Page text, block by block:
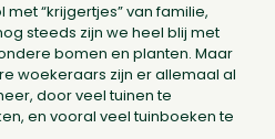
“krijgertjes” van familie,
steeds zijn we heel blij met
bomen en planten. Maar
woekeraars zijn er allemaal al
door veel tuinen te
en vooral veel tuinboeken te